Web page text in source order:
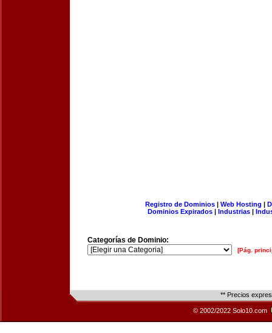
Registro de Dominios| Web Hosting |
Dominios Expirados | Industrias |
Categorías de Dominio:
[Pág.
** Precios
© 2002/2022 Solo10.com